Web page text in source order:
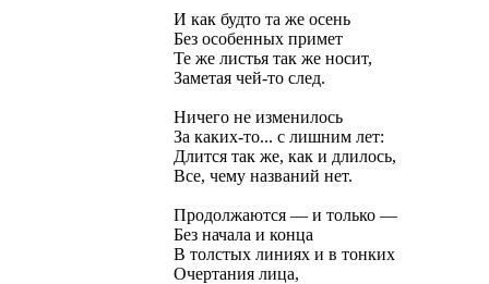
И как будто та же осень
Без особенных примет
Те же листья так же носит,
Заметая чей-то след.
Ничего не изменилось
За каких-то... с лишним лет:
Длится так же, как и длилось,
Все, чему названий нет.
Продолжаются — и только —
Без начала и конца
В толстых линиях и в тонких
Очертания лица,